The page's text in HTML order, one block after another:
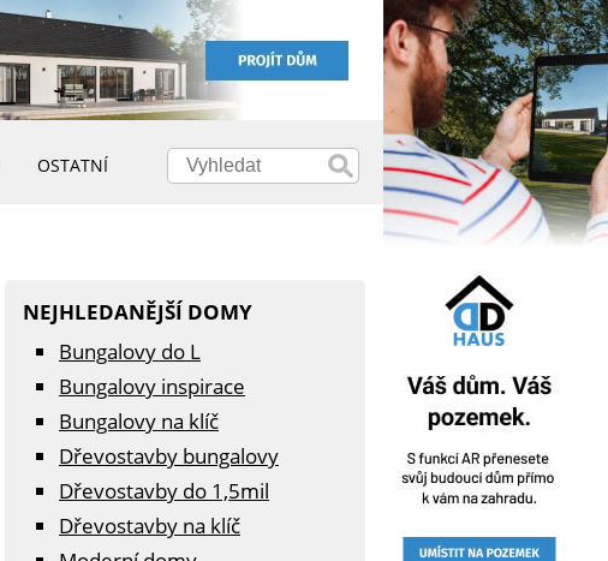
OSTATNÍ
NEJHLEDANĚJŠÍ DOMY
Bungalovy do L
Bungalovy inspirace
Bungalovy na klíč
Dřevostavby bungalovy
Dřevostavby do 1,5mil
Dřevostavby na klíč